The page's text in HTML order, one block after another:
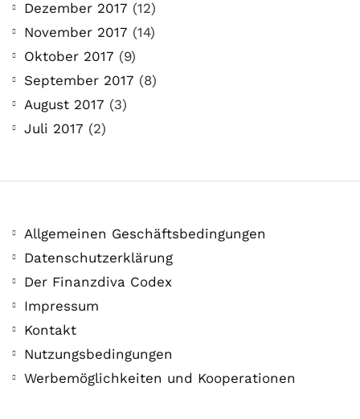
Dezember 2017 (12)
November 2017 (14)
Oktober 2017 (9)
September 2017 (8)
August 2017 (3)
Juli 2017 (2)
Allgemeinen Geschäftsbedingungen
Datenschutzerklärung
Der Finanzdiva Codex
Impressum
Kontakt
Nutzungsbedingungen
Werbemöglichkeiten und Kooperationen